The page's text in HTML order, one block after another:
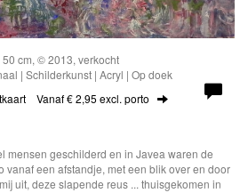
50 cm, © 2013, verkocht
| Schilderkunst | Acryl | Op doek
Vanaf € 2,95 excl. porto
mensen geschilderd en in Javea waren de
vanaf een afstandje, met een blik over en door
uit, deze slapende reus ... thuisgekomen in